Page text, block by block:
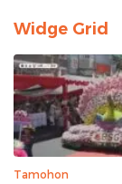
Widge Grid
Tamohon